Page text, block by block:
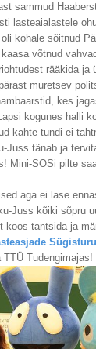
sammud
lasteaialastele
kohale sõitnud
võtnud
rääkida ja
muretsev
kes
kogunes halli
kahte tundi ei
Juss tänab ja
Mini-SOSi pilte
aga ei lase
Juss kõiki sõpru
koos tantsida ja
Tudengimajas!